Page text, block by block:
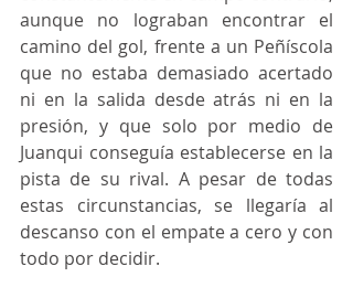
aunque no lograban encontrar el
camino del gol, frente a un Peñíscola
que no estaba demasiado acertado
ni en la salida desde atrás ni en la
presión, y que solo por medio de
Juanqui conseguía establecerse en la
pista de su rival. A pesar de todas
estas circunstancias, se llegaría al
descanso con el empate a cero y con
todo por decidir.